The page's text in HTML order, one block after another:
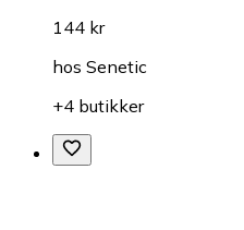
144 kr
hos Senetic
+4 butikker